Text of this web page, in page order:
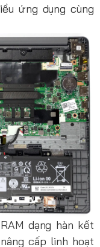
ứng dụng cùng
dạng hàn kết
cấp linh hoạt